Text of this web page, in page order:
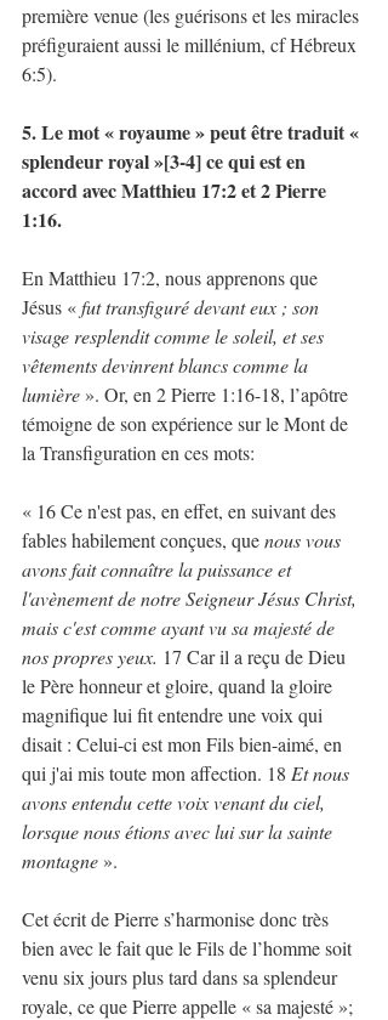
première venue (les guérisons et les miracles
préfiguraient aussi le millénium, cf Hébreux
6:5).
5. Le mot « royaume » peut être traduit «
splendeur royal »[3-4] ce qui est en
accord avec Matthieu 17:2 et 2 Pierre
1:16.
En Matthieu 17:2, nous apprenons que
Jésus « fut transfiguré devant eux ; son
visage resplendit comme le soleil, et ses
vêtements devinrent blancs comme la
lumière ». Or, en 2 Pierre 1:16-18, l’apôtre
témoigne de son expérience sur le Mont de
la Transfiguration en ces mots:
« 16 Ce n'est pas, en effet, en suivant des
fables habilement conçues, que nous vous
avons fait connaître la puissance et
l'avènement de notre Seigneur Jésus Christ,
mais c'est comme ayant vu sa majesté de
nos propres yeux. 17 Car il a reçu de Dieu
le Père honneur et gloire, quand la gloire
magnifique lui fit entendre une voix qui
disait : Celui-ci est mon Fils bien-aimé, en
qui j'ai mis toute mon affection. 18 Et nous
avons entendu cette voix venant du ciel,
lorsque nous étions avec lui sur la sainte
montagne ».
Cet écrit de Pierre s’harmonise donc très
bien avec le fait que le Fils de l’homme soit
venu six jours plus tard dans sa splendeur
royale, ce que Pierre appelle « sa majesté »;